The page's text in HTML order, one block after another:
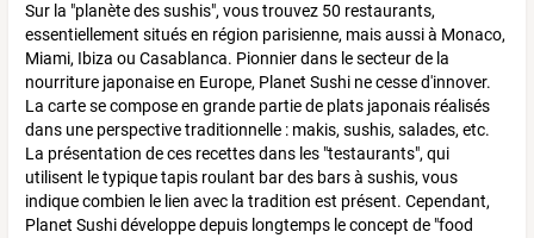
Sur la "planète des sushis", vous trouvez 50 restaurants,
essentiellement situés en région parisienne, mais aussi à Monaco,
Miami, Ibiza ou Casablanca. Pionnier dans le secteur de la
nourriture japonaise en Europe, Planet Sushi ne cesse d'innover.
La carte se compose en grande partie de plats japonais réalisés
dans une perspective traditionnelle : makis, sushis, salades, etc.
La présentation de ces recettes dans les "testaurants", qui
utilisent le typique tapis roulant bar des bars à sushis, vous
indique combien le lien avec la tradition est présent. Cependant,
Planet Sushi développe depuis longtemps le concept de "food